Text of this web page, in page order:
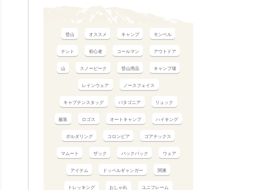
登山 オススメ キャンプ モンベル
テント 初心者 コールマン アウトドア
山 スノーピーク 登山用品 キャンプ場
レインウェア ノースフェイス
キャプテンスタッグ パタゴニア リュック
服装 ロゴス オートキャンプ ハイキング
ボルダリング コロンビア ゴアテックス
マムート ザック バックパック ウェア
アイテム ドッペルギャンガー 関東
トレッキング おしゃれ ユニフレーム